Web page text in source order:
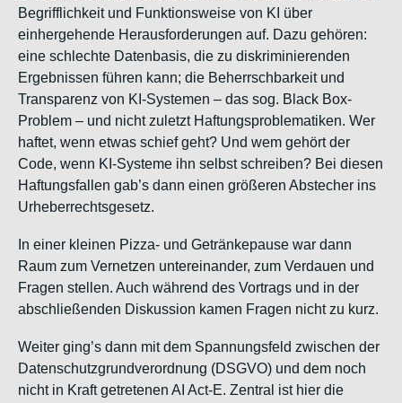
Begrifflichkeit und Funktionsweise von KI über
einhergehende Herausforderungen auf. Dazu gehören:
eine schlechte Datenbasis, die zu diskriminierenden
Ergebnissen führen kann; die Beherrschbarkeit und
Transparenz von KI-Systemen – das sog. Black Box-
Problem – und nicht zuletzt Haftungsproblematiken. Wer
haftet, wenn etwas schief geht? Und wem gehört der
Code, wenn KI-Systeme ihn selbst schreiben? Bei diesen
Haftungsfallen gab’s dann einen größeren Abstecher ins
Urheberrechtsgesetz.
In einer kleinen Pizza- und Getränkepause war dann
Raum zum Vernetzen untereinander, zum Verdauen und
Fragen stellen. Auch während des Vortrags und in der
abschließenden Diskussion kamen Fragen nicht zu kurz.
Weiter ging’s dann mit dem Spannungsfeld zwischen der
Datenschutzgrundverordnung (DSGVO) und dem noch
nicht in Kraft getretenen AI Act-E. Zentral ist hier die